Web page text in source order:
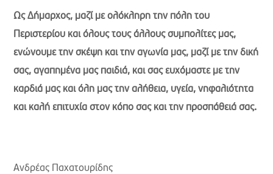
Ως Δήμαρχος, μαζί με ολόκληρη την πόλη του
Περιστερίου και όλους τους άλλους συμπολίτες μας,
ενώνουμε την σκέψη και την αγωνία μας, μαζί με την δική
σας, αγαπημένα μας παιδιά, και σας ευχόμαστε με την
καρδιά μας και όλη μας την αλήθεια, υγεία, νηφαλιότητα
και καλή επιτυχία στον κόπο σας και την προσπάθειά σας.
Ανδρέας Παχατουρίδης